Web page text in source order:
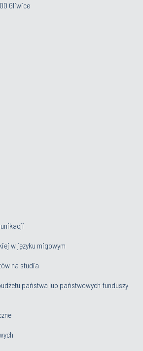
Gliwice
w języku migowym
na studia
państwa lub państwowych funduszy